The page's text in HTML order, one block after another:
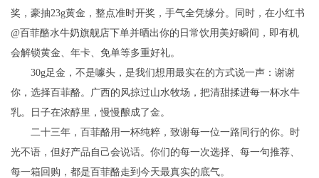
奖，豪抽23g黄金，整点准时开奖，手气全凭缘分。同时，在小红书
@百菲酪水牛奶旗舰店下单并晒出你的日常饮用美好瞬间，即有机
会解锁黄金、年卡、免单等多重好礼。
30g足金，不是噱头，是我们想用最实在的方式说一声：谢谢
你，选择百菲酪。广西的风掠过山水牧场，把清甜揉进每一杯水牛
乳。日子在浓醇里，慢慢酿成了金。
二十三年，百菲酪用一杯纯粹，致谢每一位一路同行的你。时
光不语，但好产品自己会说话。你们的每一次选择、每一句推荐、
每一箱回购，都是百菲酪走到今天最真实的底气。